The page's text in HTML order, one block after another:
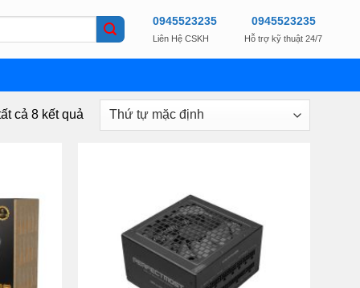
0945523235
Liên Hệ CSKH
0945523235
Hỗ trợ kỹ thuật 24/7
cả 8 kết quả